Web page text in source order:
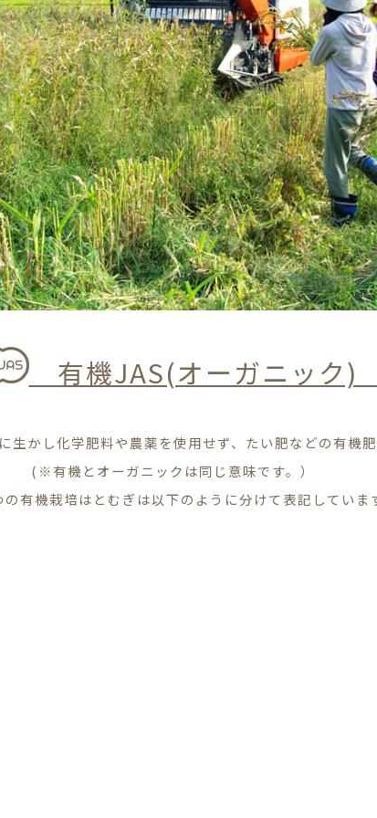
有機JAS(オーガニッ
生かし化学肥料や農薬を使用せず、たい肥などの有機
(※有機とオーガニックは同じ意味です。）
の有機栽培はとむぎは以下のように分けて表記していま